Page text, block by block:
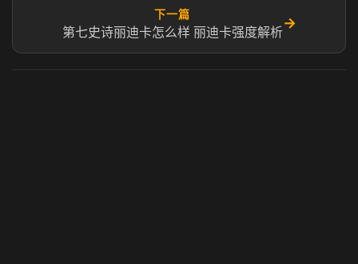
下一篇
第七史诗丽迪卡怎么样 丽迪卡强度解析​
→